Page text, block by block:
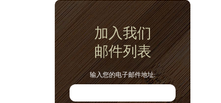
加入我们
邮件列表
输入您的电子邮件地址: